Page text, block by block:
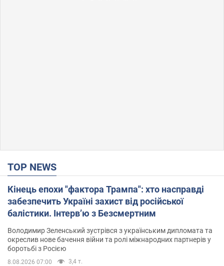
TOP NEWS
Кінець епохи "фактора Трампа": хто насправді
забезпечить Україні захист від російської
балістики. Інтерв’ю з Безсмертним
Володимир Зеленський зустрівся з українським дипломата та
окреслив нове бачення війни та ролі міжнародних партнерів у
боротьбі з Росією
8.08.2026 07:00 3,4 т.